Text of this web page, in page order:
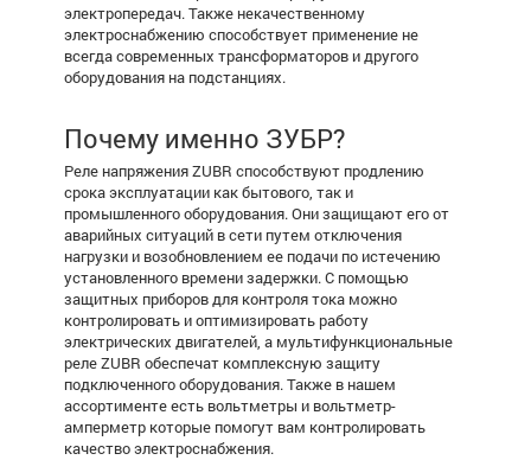
электропередач. Также некачественному
электроснабжению способствует применение не
всегда современных трансформаторов и другого
оборудования на подстанциях.
Почему именно ЗУБР?
Реле напряжения ZUBR способствуют продлению
срока эксплуатации как бытового, так и
промышленного оборудования. Они защищают его от
аварийных ситуаций в сети путем отключения
нагрузки и возобновлением ее подачи по истечению
установленного времени задержки. С помощью
защитных приборов для контроля тока можно
контролировать и оптимизировать работу
электрических двигателей, а мультифункциональные
реле ZUBR обеспечат комплексную защиту
подключенного оборудования. Также в нашем
ассортименте есть вольтметры и вольтметр-
амперметр которые помогут вам контролировать
качество электроснабжения.